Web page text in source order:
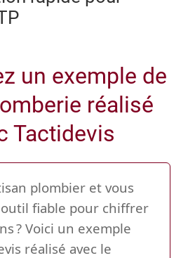
un exemple de
réalisé
Tactidevis
plombier et vous
fiable pour chiffrer
? Voici un exemple
réalisé avec le